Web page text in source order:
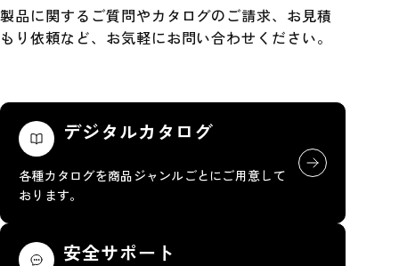
製品に関するご質問やカタログのご請求、お見積
もり依頼など、お気軽にお問い合わせください。
デジタルカタログ
各種カタログを商品ジャンルごとにご用意して
おります。
安全サポート